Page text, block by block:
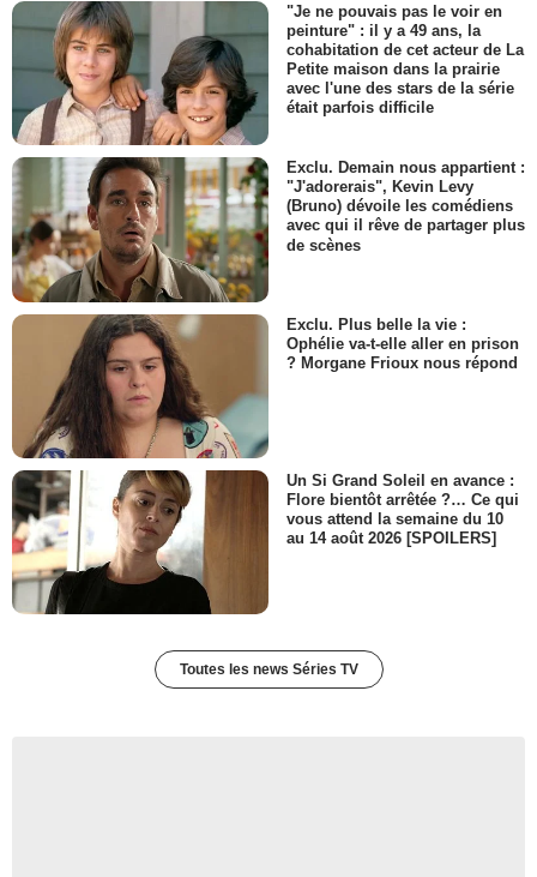
"Je ne pouvais pas le voir en
peinture" : il y a 49 ans, la
cohabitation de cet acteur de La
Petite maison dans la prairie
avec l'une des stars de la série
était parfois difficile
Exclu. Demain nous appartient :
"J'adorerais", Kevin Levy
(Bruno) dévoile les comédiens
avec qui il rêve de partager plus
de scènes
Exclu. Plus belle la vie :
Ophélie va-t-elle aller en prison
? Morgane Frioux nous répond
Un Si Grand Soleil en avance :
Flore bientôt arrêtée ?… Ce qui
vous attend la semaine du 10
au 14 août 2026 [SPOILERS]
Toutes les news Séries TV